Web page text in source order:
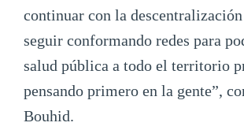
continuar con la
seguir conformando redes para
salud pública a todo el territorio
pensando primero en la gente”,
Bouhid.